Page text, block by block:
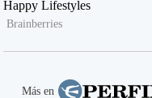
Más en